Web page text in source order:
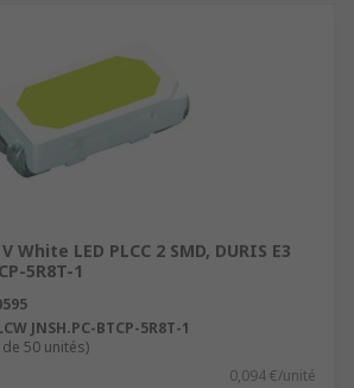
White LED PLCC 2 SMD, DURIS E3
5R8T-1
JNSH.PC-BTCP-5R8T-1
50 unités)
0,094 €/unité